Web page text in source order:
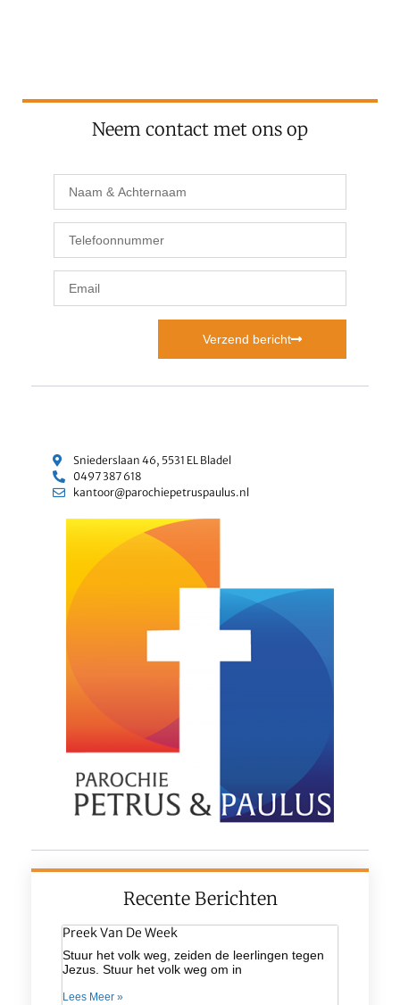
Neem contact met ons op
Verzend bericht
Sniederslaan 46, 5531 EL Bladel
0497 387 618
kantoor@parochiepetruspaulus.nl
Recente Berichten
Preek Van De Week
Stuur het volk weg, zeiden de leerlingen tegen
Jezus. Stuur het volk weg om in
Lees Meer »